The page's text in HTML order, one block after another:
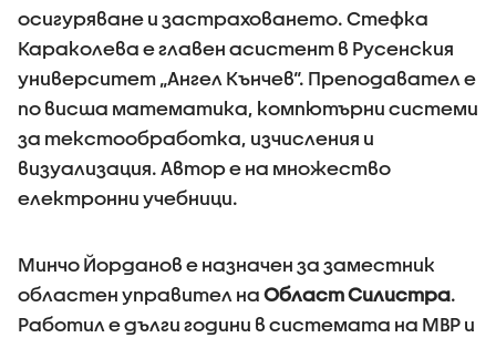
осигуряване и застраховането. Стефка
Караколева е главен асистент в Русенския
университет „Ангел Кънчев“. Преподавател е
по висша математика, компютърни системи
за текстообработка, изчисления и
визуализация. Автор е на множество
електронни учебници.
Минчо Йорданов е назначен за заместник
областен управител на Област Силистра.
Работил е дълги години в системата на МВР и